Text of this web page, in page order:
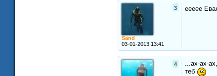
3
Sand
03-01-2013 13:41
еееее
4
...ах-ах-
теб